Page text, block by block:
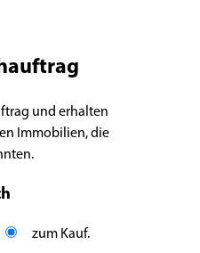
und erhalten
Immobilien, die
zum Kauf.